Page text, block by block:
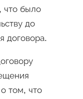
что было
до
договора.
том, что